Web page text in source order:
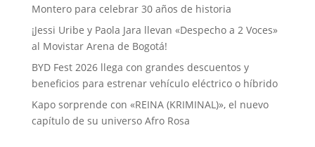
Montero para celebrar 30 años de historia
¡Jessi Uribe y Paola Jara llevan «Despecho a 2 Voces»
al Movistar Arena de Bogotá!
BYD Fest 2026 llega con grandes descuentos y
beneficios para estrenar vehículo eléctrico o híbrido
Kapo sorprende con «REINA (KRIMINAL)», el nuevo
capítulo de su universo Afro Rosa